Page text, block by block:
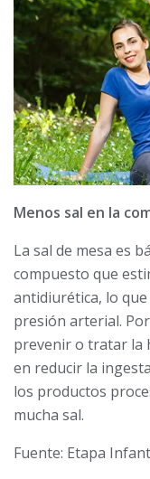
Menos sal en la
La sal de mesa es
compuesto que
antidiurética, lo
presión arterial.
prevenir o tratar la
en reducir la
los productos
mucha sal.
Fuente: Etapa